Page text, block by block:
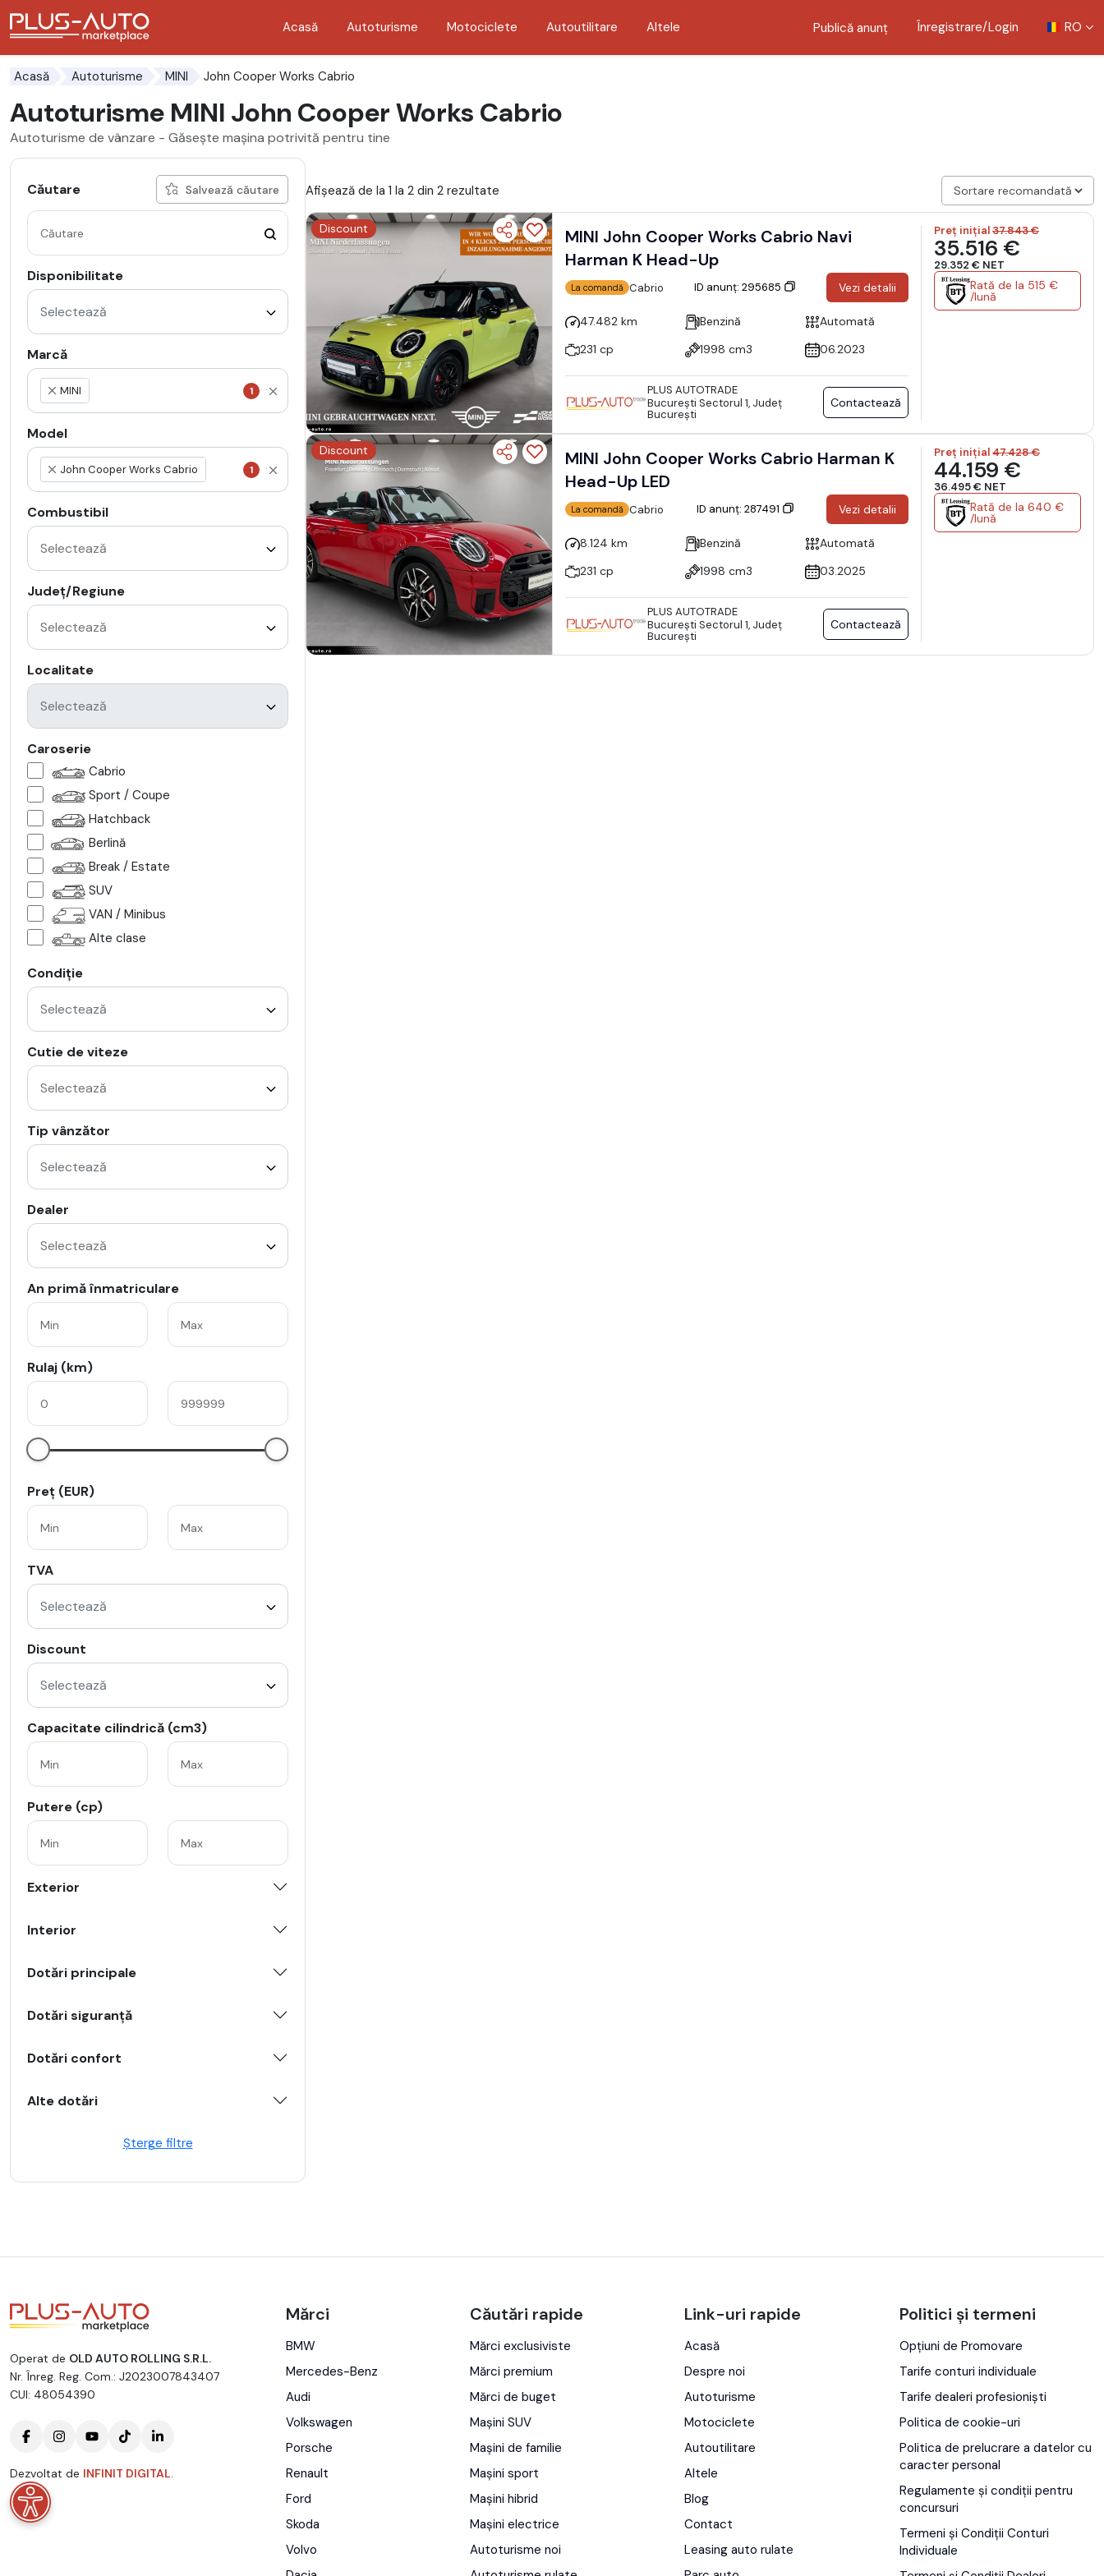
Acasă Autoturisme Motociclete Autoutilitare Altele Publică anunț Înregistrare/Login RO
Acasă Autoturisme MINI John Cooper Works Cabrio
Autoturisme MINI John Cooper Works Cabrio
Autoturisme de vânzare - Găsește mașina potrivită pentru tine
Căutare Salvează căutare
Disponibilitate
Selectează
Marcă
×MINI 1
Model
× John Cooper Works Cabrio 1
Combustibil
Județ/Regiune
Localitate
Caroserie
Cabrio
Sport / Coupe
Hatchback
Berlină
Break / Estate
SUV
VAN / Minibus
Alte clase
Condiție
Selectează
Cutie de viteze
Tip vânzător
Selectează
Dealer
An primă înmatriculare
Rulaj (km)
Preț (EUR)
TVA
Selectează
Discount
Selectează
Capacitate cilindrică (cm3)
Putere (cp)
Exterior
Interior
Dotări principale
Dotări siguranță
Dotări confort
Alte dotări
Șterge filtre
Afișează de la 1 la 2 din 2 rezultate
Discount
MINI John Cooper Works Cabrio Navi
Harman K Head-Up
La comandă Cabrio ID anunț: 295685 Vezi detalii
47.482 km Benzină
Automată
231 cp
1998 cm3 06.2023
PLUS AUTOTRADE
Bucureşti Sectorul 1, Județ
București
Contactează
Preț inițial37.843 €
35.516 €
29.352 € NET
Rată de la 515 €
/lună
Discount
MINI John Cooper Works Cabrio Harman K
Head-Up LED
La comandă Cabrio ID anunț: 287491 Vezi detalii
8.124 km Benzină
Automată
231 cp
1998 cm3 03.2025
PLUS AUTOTRADE
Bucureşti Sectorul 1, Județ
București
Contactează
Preț inițial47.428 €
44.159 €
36.495 € NET
Rată de la 640 €
/lună
Operat de OLD AUTO ROLLING S.R.L.
Nr. Înreg. Reg. Com.: J2023007843407
CUI: 48054390
Dezvoltat de INFINIT DIGITAL.
Mărci
BMW
Mercedes-Benz
Audi
Volkswagen
Porsche
Renault
Ford
Skoda
Volvo
Căutări rapide
Mărci exclusiviste
Mărci premium
Mărci de buget
Mașini SUV
Mașini de familie
Mașini sport
Mașini hibrid
Mașini electrice
Autoturisme noi
Link-uri rapide
Acasă
Despre noi
Autoturisme
Motociclete
Autoutilitare
Altele
Blog
Contact
Leasing auto rulate
Politici și termeni
Opțiuni de Promovare
Tarife conturi individuale
Tarife dealeri profesioniști
Politica de cookie-uri
Politica de prelucrare a datelor cu
caracter personal
Regulamente și condiții pentru
concursuri
Termeni și Condiții Conturi
Individuale